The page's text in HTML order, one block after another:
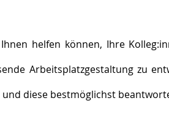
helfen können, Ihre
Arbeitsplatzgestaltung zu
diese bestmöglichst